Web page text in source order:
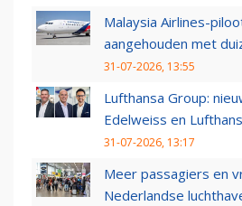
Malaysia Airlines-
aangehouden met
31-07-2026, 13:55
Lufthansa Group:
Edelweiss en
31-07-2026, 13:17
Meer passagiers en
Nederlandse